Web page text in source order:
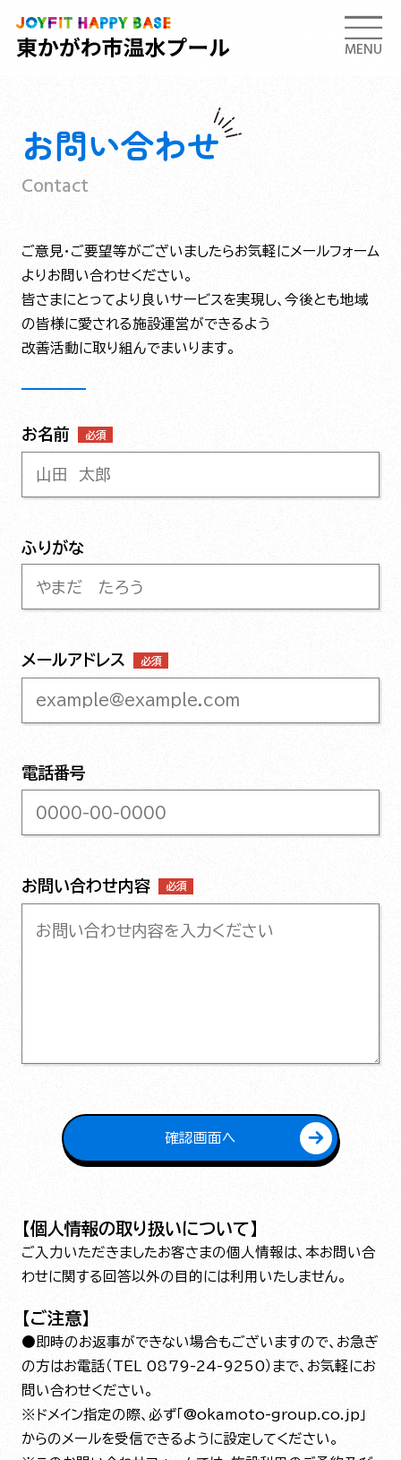
MENU
お問い合わせ
Contact
ご意見・ご要望等がございましたらお気軽にメールフォーム
よりお問い合わせください。
皆さまにとってより良いサービスを実現し、今後とも地域
の皆様に愛される施設運営ができるよう
改善活動に取り組んでまいります。
お名前 必須
ふりがな
メールアドレス 必須
電話番号
お問い合わせ内容 必須
【個人情報の取り扱いについて】
ご入力いただきましたお客さまの個人情報は、本お問い合
わせに関する回答以外の目的には利用いたしません。
【ご注意】
●即時のお返事ができない場合もございますので、お急ぎ
の方はお電話（TEL 0879-24-9250）まで、お気軽にお
問い合わせください。
※ドメイン指定の際、必ず「@okamoto-group.co.jp」
からのメールを受信できるように設定してください。